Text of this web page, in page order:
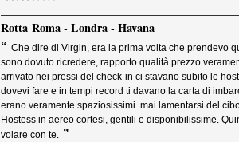
Rotta Roma - Londra - Havana
“ Che dire di Virgin, era la prima volta che prendevo
sono dovuto ricredere, rapporto qualità prezzo
arrivato nei pressi del check-in ci stavano subito le
dovevi fare e in tempi record ti davano la carta di
erano veramente spaziosissimi. mai lamentarsi del
Hostess in aereo cortesi, gentili e disponibilissime.
volare con te. ”